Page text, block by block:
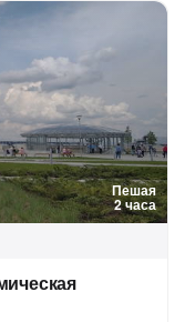
Пешая
2 часа